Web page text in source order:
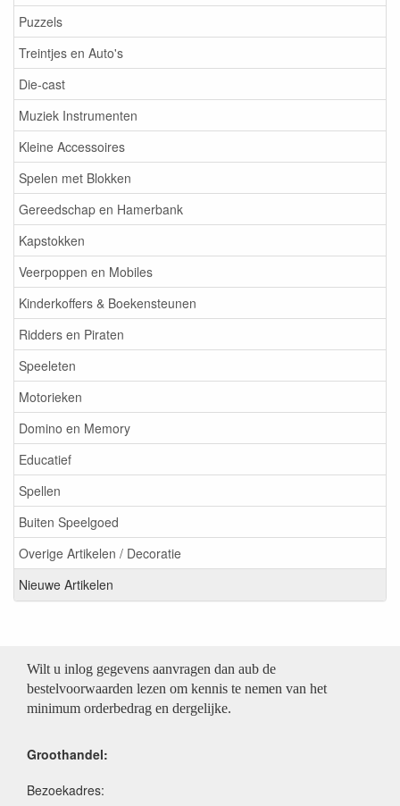
Puzzels
Treintjes en Auto's
Die-cast
Muziek Instrumenten
Kleine Accessoires
Spelen met Blokken
Gereedschap en Hamerbank
Kapstokken
Veerpoppen en Mobiles
Kinderkoffers & Boekensteunen
Ridders en Piraten
Speeleten
Motorieken
Domino en Memory
Educatief
Spellen
Buiten Speelgoed
Overige Artikelen / Decoratie
Nieuwe Artikelen
Wilt u inlog gegevens aanvragen dan aub de
bestelvoorwaarden lezen om kennis te nemen van het
minimum orderbedrag en dergelijke.
Groothandel:
Bezoekadres: